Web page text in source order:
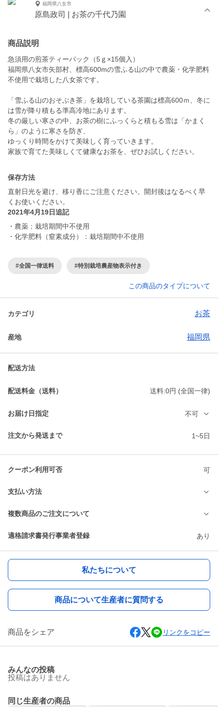
福岡県八女市
原島政司 | お茶の千代乃園
商品説明
急須用の煎茶ティーパック（5ｇ×15個入）
福岡県八女市矢部村、標高600mの雪ふる山の中で農薬・化学肥料
不使用で栽培した八女茶です。
「雪ふる山のおそぶき茶」を栽培している茶園は標高600ｍ、冬に
は雪が降り積もる準高冷地にあります。
冬の厳しい寒さの中、お茶の樹にふっくらと積もる雪は「かまく
ら」のように寒さを防ぎ、
ゆっくり時間をかけて美味しく育っていきます。
保存方法
直射日光を避け、移り香にご注意ください。開封後はなるべく早
くお使いください。
2021年4月19日追記
・農薬：栽培期間中不使用
・化学肥料（窒素成分）：栽培期間中不使用
#全国一律送料 #特別栽培農産物表示付き
この商品のタイプについて
カテゴリ お茶
産地 福岡県
配送方法
配送料金（送料） 送料:0円 (全国一律)
お届け日指定 不可
注文から発送まで 1~5日
クーポン利用可否 可
支払い方法
複数商品のご注文について
適格請求書発行事業者登録 あり
私たちについて
商品について生産者に質問する
商品をシェア リンクをコピー
みんなの投稿
投稿はありません
同じ生産者の商品